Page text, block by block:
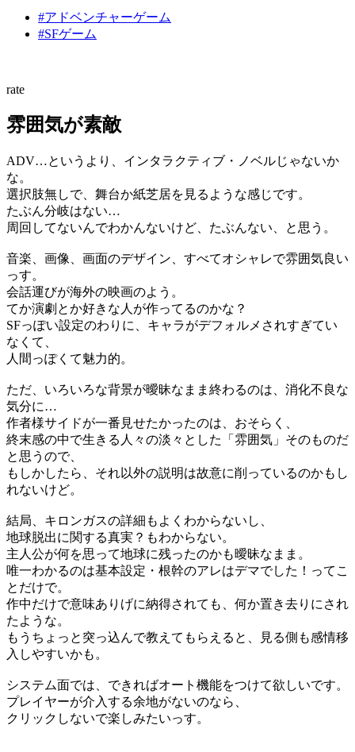
#アドベンチャーゲーム
#SFゲーム
rate
雰囲気が素敵
ADV…というより、インタラクティブ・ノベルじゃないか
な。
選択肢無しで、舞台か紙芝居を見るような感じです。
たぶん分岐はない…
周回してないんでわかんないけど、たぶんない、と思う。
音楽、画像、画面のデザイン、すべてオシャレで雰囲気良い
っす。
会話運びが海外の映画のよう。
てか演劇とか好きな人が作ってるのかな？
SFっぽい設定のわりに、キャラがデフォルメされすぎてい
なくて、
人間っぽくて魅力的。
ただ、いろいろな背景が曖昧なまま終わるのは、消化不良な
気分に…
作者様サイドが一番見せたかったのは、おそらく、
終末感の中で生きる人々の淡々とした「雰囲気」そのものだ
と思うので、
もしかしたら、それ以外の説明は故意に削っているのかもし
れないけど。
結局、キロンガスの詳細もよくわからないし、
地球脱出に関する真実？もわからない。
主人公が何を思って地球に残ったのかも曖昧なまま。
唯一わかるのは基本設定・根幹のアレはデマでした！ってこ
とだけで。
作中だけで意味ありげに納得されても、何か置き去りにされ
たような。
もうちょっと突っ込んで教えてもらえると、見る側も感情移
入しやすいかも。
システム面では、できればオート機能をつけて欲しいです。
プレイヤーが介入する余地がないのなら、
クリックしないで楽しみたいっす。